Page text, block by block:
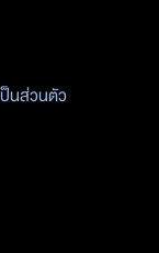
นส่วนตัว